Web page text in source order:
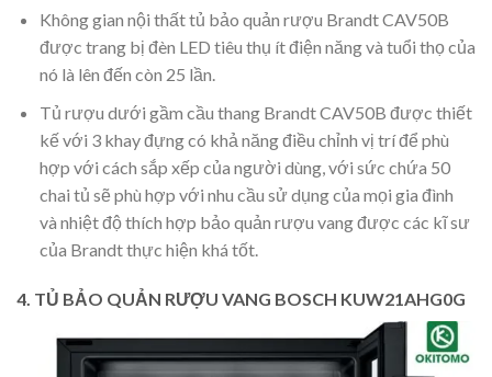
Không gian nội thất tủ bảo quản rượu Brandt CAV50B
được trang bị đèn LED tiêu thụ ít điện năng và tuổi thọ của
nó là lên đến còn 25 lần.
Tủ rượu dưới gầm cầu thang Brandt CAV50B được thiết
kế với 3 khay đựng có khả năng điều chỉnh vị trí để phù
hợp với cách sắp xếp của người dùng, với sức chứa 50
chai tủ sẽ phù hợp với nhu cầu sử dụng của mọi gia đình
và nhiệt độ thích hợp bảo quản rượu vang được các kĩ sư
của Brandt thực hiện khá tốt.
4. TỦ BẢO QUẢN RƯỢU VANG BOSCH KUW21AHG0G